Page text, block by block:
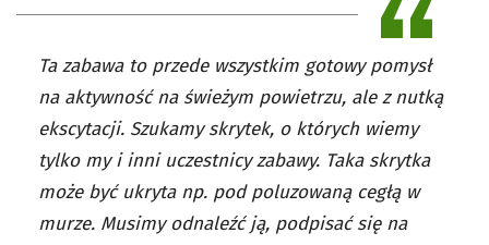
Ta zabawa to przede wszystkim gotowy pomysł
na aktywność na świeżym powietrzu, ale z nutką
ekscytacji. Szukamy skrytek, o których wiemy
tylko my i inni uczestnicy zabawy. Taka skrytka
może być ukryta np. pod poluzowaną cegłą w
murze. Musimy odnaleźć ją, podpisać się na